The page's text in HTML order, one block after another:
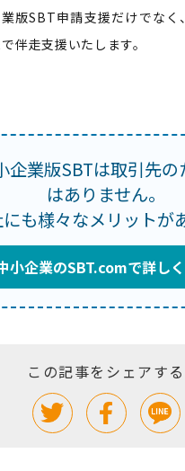
版SBT申請支援だけでなく
伴走支援いたします。
企業版SBTは取引先の
はありません。
も様々なメリットが
小企業のSBT.comで詳し
この記事をシェアする